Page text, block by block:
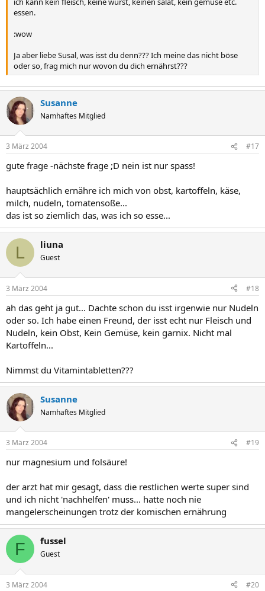
essen.
:wow
Ja aber liebe Susal, was isst du denn??? Ich meine das nicht böse
oder so, frag mich nur wovon du dich ernährst???
Susanne
Namhaftes Mitglied
3 März 2004 #17
gute frage -nächste frage ;D nein ist nur spass!
hauptsächlich ernähre ich mich von obst, kartoffeln, käse,
milch, nudeln, tomatensoße...
das ist so ziemlich das, was ich so esse...
L liuna
Guest
3 März 2004 #18
ah das geht ja gut... Dachte schon du isst irgenwie nur Nudeln
oder so. Ich habe einen Freund, der isst echt nur Fleisch und
Nudeln, kein Obst, Kein Gemüse, kein garnix. Nicht mal
Kartoffeln...
Nimmst du Vitamintabletten???
Susanne
Namhaftes Mitglied
3 März 2004 #19
nur magnesium und folsäure!
der arzt hat mir gesagt, dass die restlichen werte super sind
und ich nicht 'nachhelfen' muss... hatte noch nie
mangelerscheinungen trotz der komischen ernährung
F fussel
Guest
3 März 2004 #20